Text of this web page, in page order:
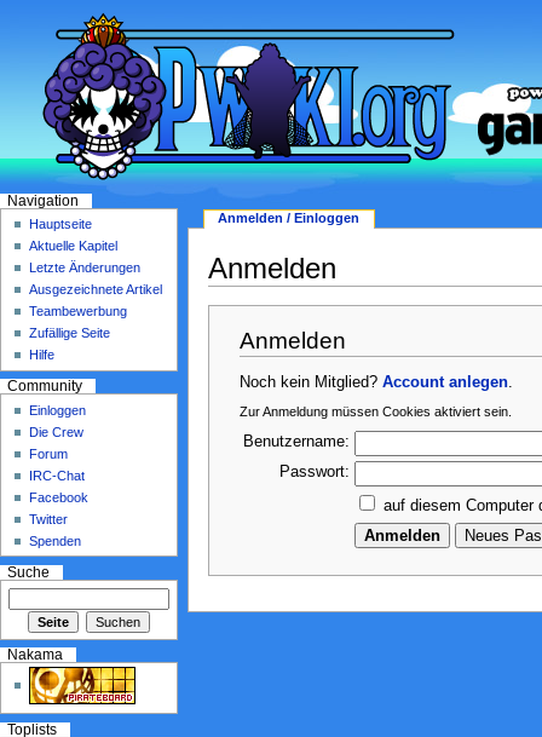
Anmelden
Anmelden
Noch kein Mitglied?Account anlegen
Zur Anmeldung müssen Cookies aktiviert sein.
Benutzername:
Passwort:
auf diesem Computer
Anmelden / Einloggen
Navigation
Hauptseite
Aktuelle Kapitel
Letzte Änderungen
Ausgezeichnete Artikel
Teambewerbung
Zufällige Seite
Hilfe
Community
Einloggen
Die Crew
Forum
IRC-Chat
Facebook
Twitter
Spenden
Suche
Nakama
Toplists